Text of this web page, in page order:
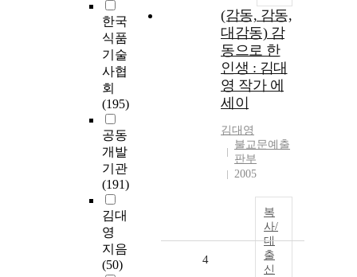
한국
식품
기술
사협
회
(195)
공동
개발
기관
(191)
김대
영
지음
(50)
(감동, 감동,
대감동) 감
동으로 한
인생 : 김대
영 작가 에
세이
김대영
불교문예출
판부
2005
복
사/
대
출
신
4